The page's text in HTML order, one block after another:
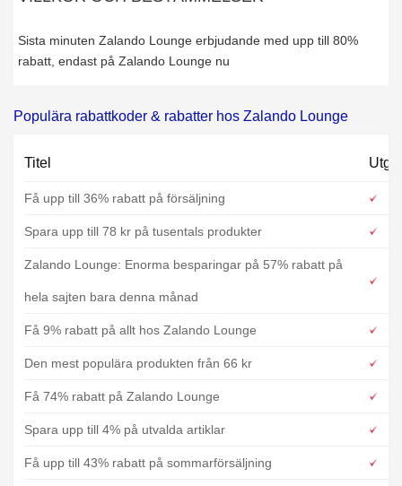
Sista minuten Zalando Lounge erbjudande med upp till 80%
rabatt, endast på Zalando Lounge nu
Populära rabattkoder & rabatter hos Zalando Lounge
Titel
Få upp till 36% rabatt på försäljning
Spara upp till 78 kr på tusentals produkter
Zalando Lounge: Enorma besparingar på 57% rabatt på
hela sajten bara denna månad
Få 9% rabatt på allt hos Zalando Lounge
Den mest populära produkten från 66 kr
Få 74% rabatt på Zalando Lounge
Spara upp till 4% på utvalda artiklar
Få upp till 43% rabatt på sommarförsäljning